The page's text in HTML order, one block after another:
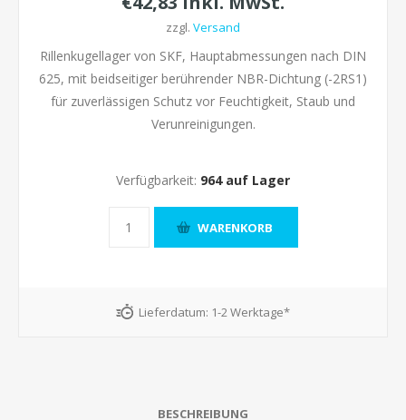
zzgl. Versand
Rillenkugellager von SKF, Hauptabmessungen nach DIN
625, mit beidseitiger berührender NBR-Dichtung (-2RS1)
für zuverlässigen Schutz vor Feuchtigkeit, Staub und
Verunreinigungen.
Verfügbarkeit: 964 auf Lager
Lieferdatum: 1-2 Werktage*
BESCHREIBUNG